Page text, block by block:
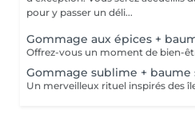
pour y passer un déli...
Gommage aux épices +
Gommage sublime + baume